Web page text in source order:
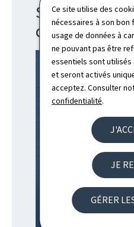
Ce site utilise des
nécessaires à son
usage de données à
ne pouvant pas être
essentiels sont
et seront activés
acceptez. Consulter
confidentialité.
JE
GÉRER
Stratégie
défense du